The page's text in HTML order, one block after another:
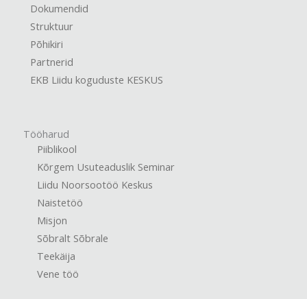
Dokumendid
Struktuur
Põhikiri
Partnerid
EKB Liidu koguduste KESKUS
Tööharud
Piiblikool
Kõrgem Usuteaduslik Seminar
Liidu Noorsootöö Keskus
Naistetöö
Misjon
Sõbralt Sõbrale
Teekäija
Vene töö